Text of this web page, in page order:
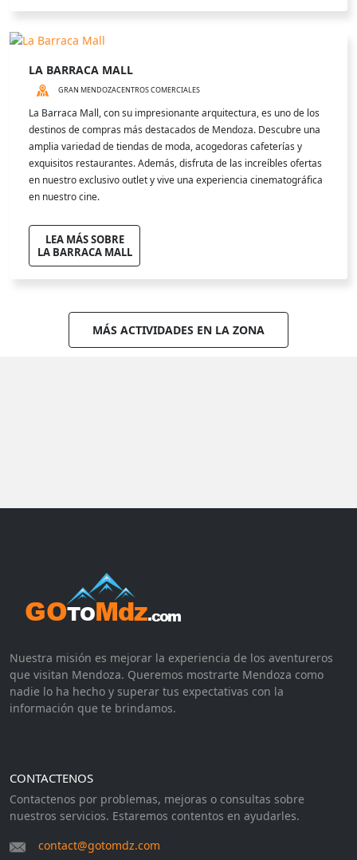
LA BARRACA MALL
GRAN MENDOZACENTROS COMERCIALES
La Barraca Mall, con su impresionante arquitectura, es uno de los
destinos de compras más destacados de Mendoza. Descubre una
amplia variedad de tiendas de moda, acogedoras cafeterías y
exquisitos restaurantes. Además, disfruta de las increíbles ofertas
en nuestro exclusivo outlet y vive una experiencia cinematográfica
en nuestro cine.
LEA MÁS SOBRE
LA BARRACA MALL
MÁS ACTIVIDADES EN LA ZONA
Nuestra misión es mejorar la experiencia de los aventureros
que visitan Mendoza. Queremos mostrarte Mendoza como
nadie lo ha hecho y superar tus expectativas con la
información que te brindamos.
CONTACTENOS
Contactenos por problemas, mejoras o consultas sobre
nuestros servicios. Estaremos contentos en ayudarles.
contact@gotomdz.com